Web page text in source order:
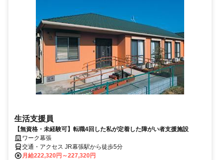
生活支援員
【無資格・未経験可】転職4回した私が定着した障がい者支援施設
ワーク幕張
交通・アクセス JR幕張駅から徒歩5分
月給222,320円～227,320円